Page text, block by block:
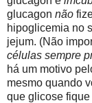
glucagon não
hipoglicemia no
jejum. (Não
células sempre
há um motivo
mesmo quando
que glicose fique